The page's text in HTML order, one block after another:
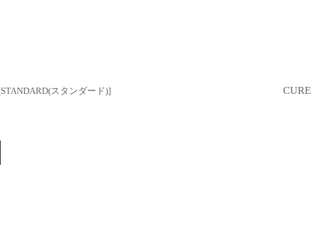
STANDARD(スタンダード)]